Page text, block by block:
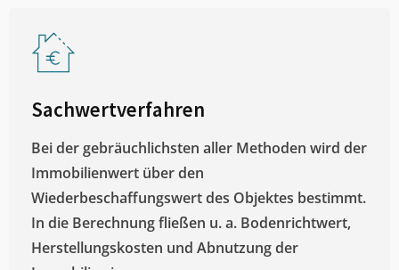
Sachwertverfahren
Bei der gebräuchlichsten aller Methoden wird der
Immobilienwert über den
Wiederbeschaffungswert des Objektes bestimmt.
In die Berechnung fließen u. a. Bodenrichtwert,
Herstellungskosten und Abnutzung der